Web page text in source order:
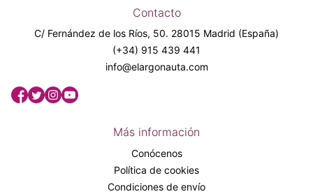
Contacto
C/ Fernández de los Ríos, 50. 28015 Madrid (España)
(+34) 915 439 441
info@elargonauta.com
Más información
Conócenos
Política de cookies
Condiciones de envío